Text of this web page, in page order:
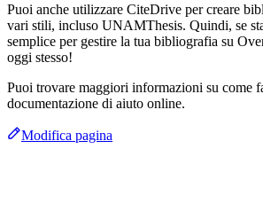
Puoi anche utilizzare CiteDrive per creare
vari stili, incluso UNAMThesis. Quindi, se
semplice per gestire la tua bibliografia su
oggi stesso!
Puoi trovare maggiori informazioni su come
documentazione di aiuto online.
Modifica pagina